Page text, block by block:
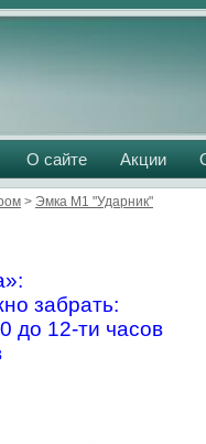
О сайте Акции
> Эмка М1 "Ударник"
забрать:
до 12-ти часов